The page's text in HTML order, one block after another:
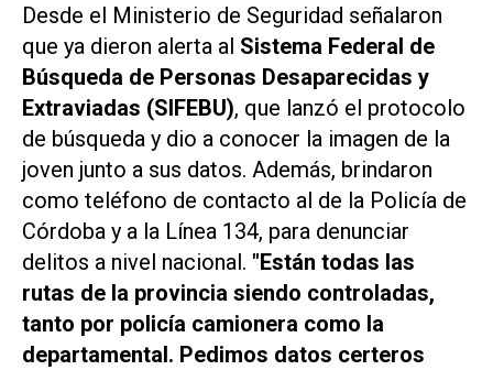
Desde el Ministerio de Seguridad señalaron
que ya dieron alerta al Sistema Federal de
Búsqueda de Personas Desaparecidas y
Extraviadas (SIFEBU), que lanzó el protocolo
de búsqueda y dio a conocer la imagen de la
joven junto a sus datos. Además, brindaron
como teléfono de contacto al de la Policía de
Córdoba y a la Línea 134, para denunciar
delitos a nivel nacional. "Están todas las
rutas de la provincia siendo controladas,
tanto por policía camionera como la
departamental. Pedimos datos certeros